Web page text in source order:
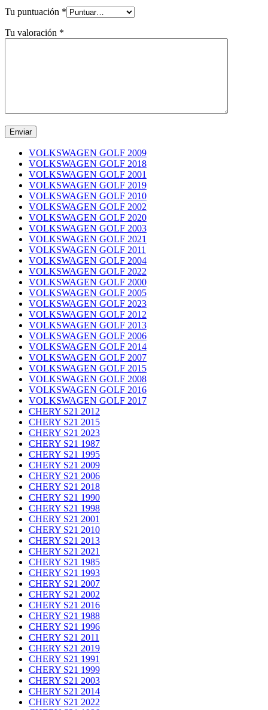
Tu puntuación *
Tu valoración *
VOLKSWAGEN GOLF 2009
VOLKSWAGEN GOLF 2018
VOLKSWAGEN GOLF 2001
VOLKSWAGEN GOLF 2019
VOLKSWAGEN GOLF 2010
VOLKSWAGEN GOLF 2002
VOLKSWAGEN GOLF 2020
VOLKSWAGEN GOLF 2003
VOLKSWAGEN GOLF 2021
VOLKSWAGEN GOLF 2011
VOLKSWAGEN GOLF 2004
VOLKSWAGEN GOLF 2022
VOLKSWAGEN GOLF 2000
VOLKSWAGEN GOLF 2005
VOLKSWAGEN GOLF 2023
VOLKSWAGEN GOLF 2012
VOLKSWAGEN GOLF 2013
VOLKSWAGEN GOLF 2006
VOLKSWAGEN GOLF 2014
VOLKSWAGEN GOLF 2007
VOLKSWAGEN GOLF 2015
VOLKSWAGEN GOLF 2008
VOLKSWAGEN GOLF 2016
VOLKSWAGEN GOLF 2017
CHERY S21 2012
CHERY S21 2015
CHERY S21 2023
CHERY S21 1987
CHERY S21 1995
CHERY S21 2009
CHERY S21 2006
CHERY S21 2018
CHERY S21 1990
CHERY S21 1998
CHERY S21 2001
CHERY S21 2010
CHERY S21 2013
CHERY S21 2021
CHERY S21 1985
CHERY S21 1993
CHERY S21 2007
CHERY S21 2002
CHERY S21 2016
CHERY S21 1988
CHERY S21 1996
CHERY S21 2011
CHERY S21 2019
CHERY S21 1991
CHERY S21 1999
CHERY S21 2003
CHERY S21 2014
CHERY S21 2022